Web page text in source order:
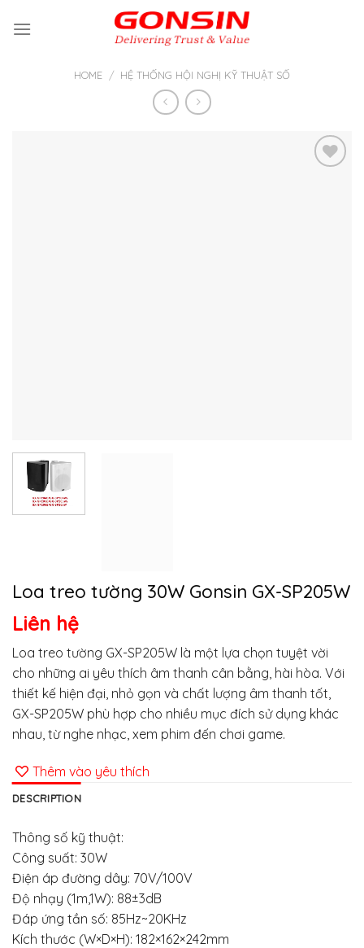
HOME / HỆ THỐNG HỘI NGHỊ KỸ THUẬT SỐ
Loa treo tường 30W Gonsin GX-SP205W
Liên hệ
Loa treo tường GX-SP205W là một lựa chọn tuyệt vời
cho những ai yêu thích âm thanh cân bằng, hài hòa. Với
thiết kế hiện đại, nhỏ gọn và chất lượng âm thanh tốt,
GX-SP205W phù hợp cho nhiều mục đích sử dụng khác
nhau, từ nghe nhạc, xem phim đến chơi game.
Thêm vào yêu thích
DESCRIPTION
Thông số kỹ thuật:
Công suất: 30W
Điện áp đường dây: 70V/100V
Độ nhạy (1m,1W): 88±3dB
Đáp ứng tần số: 85Hz~20KHz
Kích thước (W×D×H): 182×162×242mm